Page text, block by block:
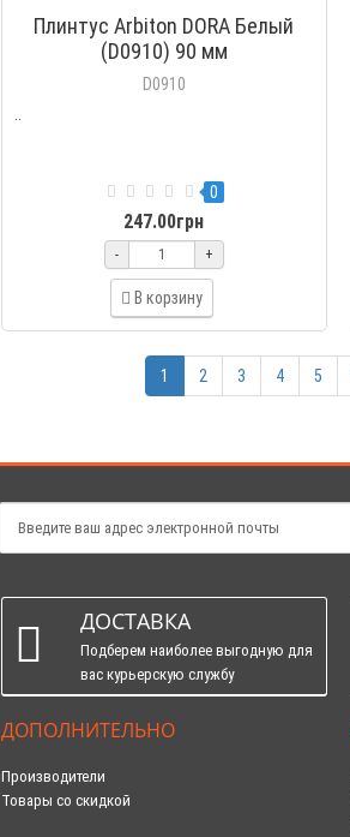
Плинтус Arbiton DORA Белый
(D0910) 90 мм
D0910
0
247.00грн
- +
В корзину
1 2 3 4 5
ДОСТАВКА
Подберем наиболее выгодную для
вас курьерскую службу
ДОПОЛНИТЕЛЬНО
Производители
Товары со скидкой